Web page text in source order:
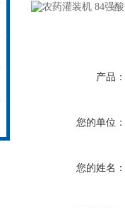
产品：
您的单位：
您的姓名：